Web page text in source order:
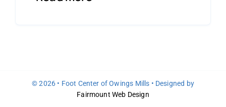
© 2026 • Foot Center of Owings Mills • Designed by
Fairmount Web Design